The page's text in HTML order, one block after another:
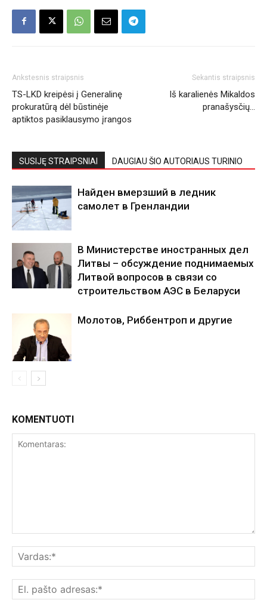
Ankstesnis straipsnis
TS-LKD kreipėsi į Generalinę
prokuratūrą dėl būstinėje
aptiktos pasiklausymo įrangos
Sekantis straipsnis
Iš karalienės Mikaldos
pranašysčių…
SUSIJĘ STRAIPSNIAI DAUGIAU ŠIO AUTORIAUS TURINIO
Найден вмерзший в ледник
самолет в Гренландии
В Министерстве иностранных дел
Литвы – обсуждение поднимаемых
Литвой вопросов в связи со
строительством АЭС в Беларуси
Молотов, Риббентроп и другие
KOMENTUOTI